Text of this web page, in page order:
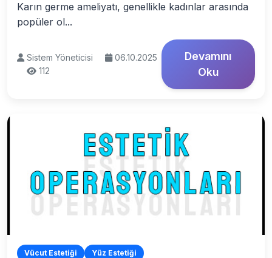
Karın germe ameliyatı, genellikle kadınlar arasında
popüler ol...
Sistem Yöneticisi
06.10.2025
112
Devamını
Oku
Vücut Estetiği Yüz Estetiği